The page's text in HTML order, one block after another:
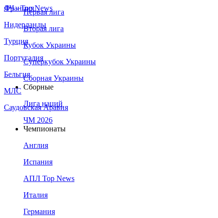
Франция
Нидерланды
Турция
Португалия
Бельгия
МЛС
Саудовская Аравия
ЛЧ - Top News
Первая лига
Вторая лига
Кубок Украины
Суперкубок Украины
Сборная Украины
Сборные
Лига наций
ЧМ 2026
Чемпионаты
Англия
Испания
АПЛ Top News
Италия
Германия